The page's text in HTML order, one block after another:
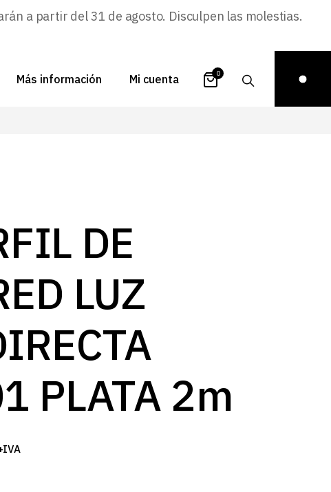
a partir del 31 de agosto. Disculpen las molestias.
Más información
FAQs
Proyectos
Zona de inspiración
Blog
Mi cuenta
contraseña
0
DE
LUZ
PLATA 2m